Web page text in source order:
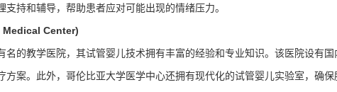
持和辅导，帮助患者应对可能出现的情绪压力。
Medical Center)
的教学医院，其试管婴儿技术拥有丰富的经验和专业知识。该医院设有国
案。此外，哥伦比亚大学医学中心还拥有现代化的试管婴儿实验室，确保